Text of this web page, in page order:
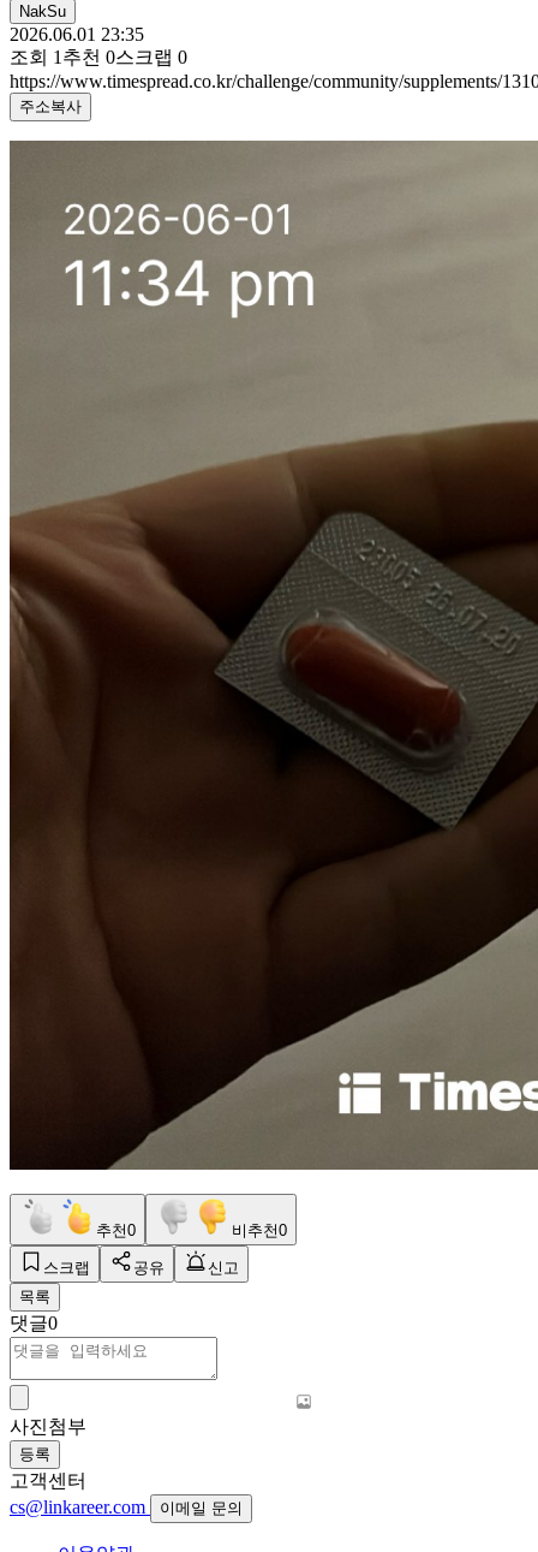
NakSu
2026.06.01 23:35
조회 1 추천 0스크랩 0
https://www.timespread.co.kr/challenge/community/supplements/
주소복사
추천0 비추천0
스크랩 공유
신고
목록
댓글0
사진첨부
등록
고객센터
cs@linkareer.com
이메일 문의